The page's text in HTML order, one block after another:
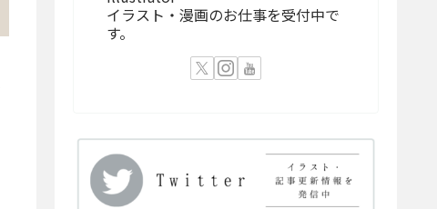
イラスト・漫画のお仕事を受付中で
す。